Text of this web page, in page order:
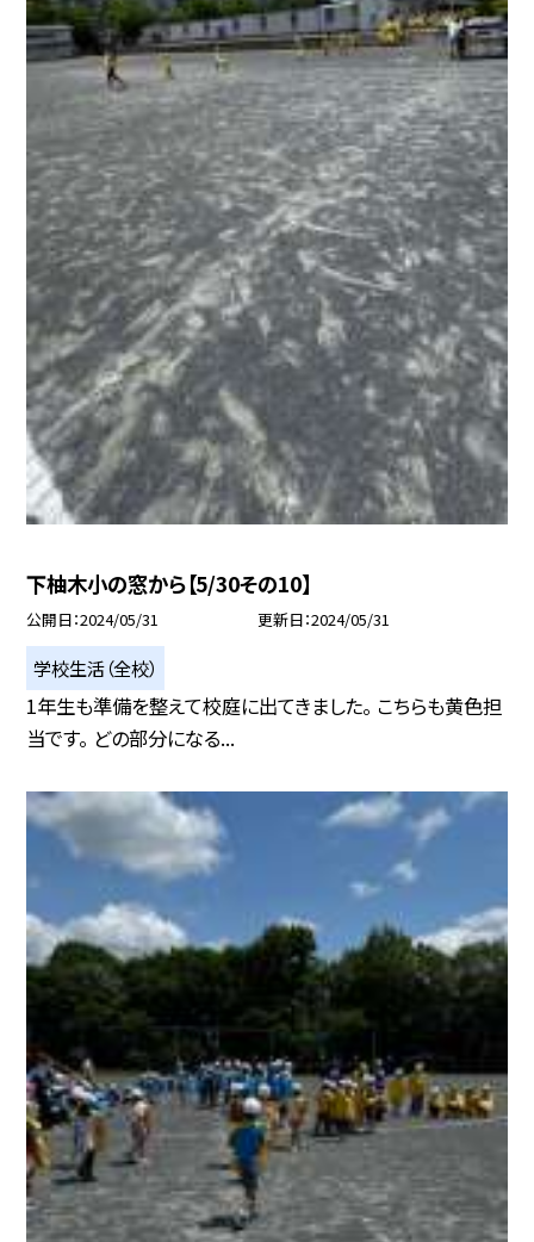
下柚木小の窓から【5/30その10】
公開日 2024/05/31 更新日 2024/05/31
学校生活（全校）
1年生も準備を整えて校庭に出てきました。 こちらも黄色担
当です。 どの部分になる...